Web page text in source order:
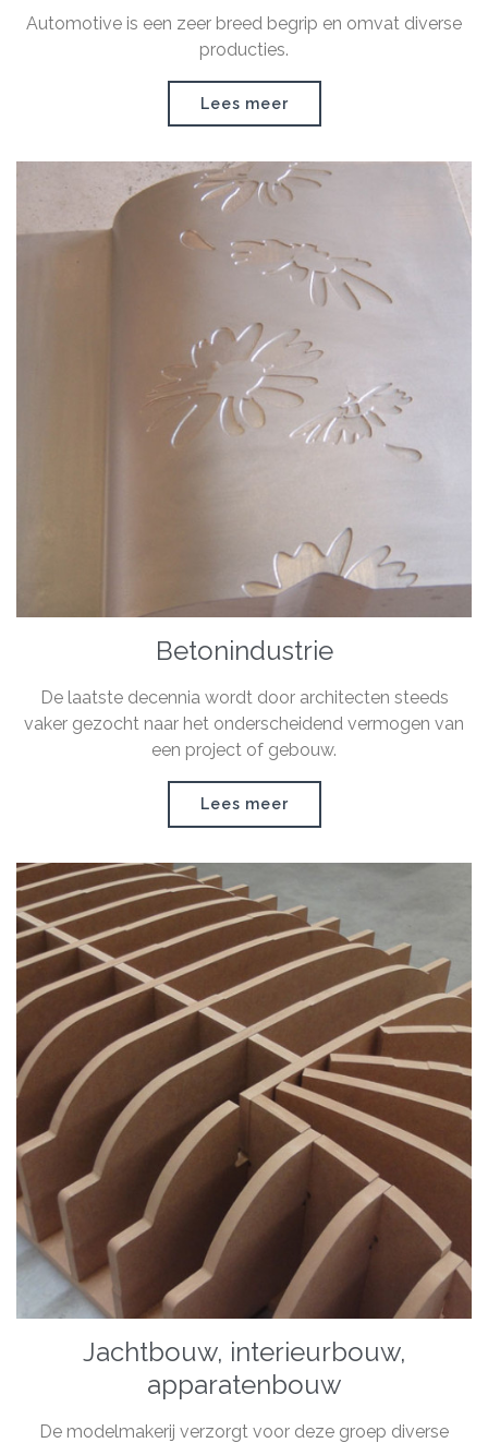
Automotive is een zeer breed begrip en omvat diverse
producties.
Lees meer
Betonindustrie
De laatste decennia wordt door architecten steeds
vaker gezocht naar het onderscheidend vermogen van
een project of gebouw.
Lees meer
Jachtbouw, interieurbouw,
apparatenbouw
De modelmakerij verzorgt voor deze groep diverse